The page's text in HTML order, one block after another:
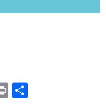
Print